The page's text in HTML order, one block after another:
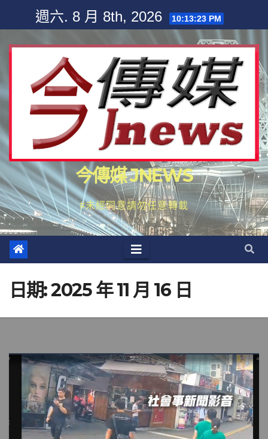
content
週六. 8 月 8th, 2026 10:13:25 PM
今傳媒 JNEWS
#未經同意請勿任意轉載
日期:2025 年 11 月 16 日